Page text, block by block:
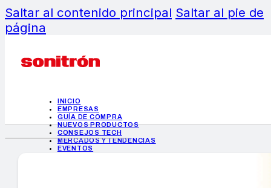
Saltar al contenido principal Saltar al pie de
página
INICIO
EMPRESAS
GUÍA DE COMPRA
NUEVOS PRODUCTOS
CONSEJOS TECH
MERCADOS Y TENDENCIAS
EVENTOS